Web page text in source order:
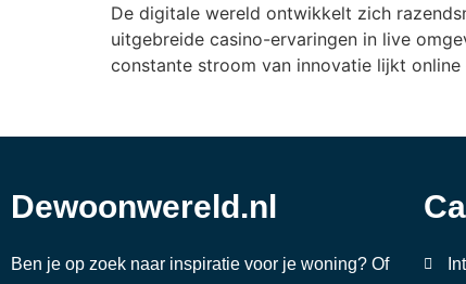
De digitale wereld ontwikkelt zich
uitgebreide casino-ervaringen in live
constante stroom van innovatie lijkt
Dewoonwereld.nl
Ben je op zoek naar inspiratie voor je woning? Of